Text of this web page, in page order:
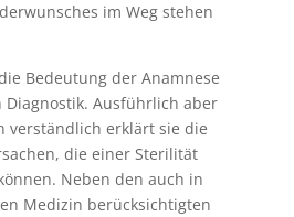
im Weg stehen
Bedeutung der Anamnese
Diagnostik. Ausführlich aber
verständlich erklärt sie die
die einer Sterilität
Neben den auch in
Medizin berücksichtigten